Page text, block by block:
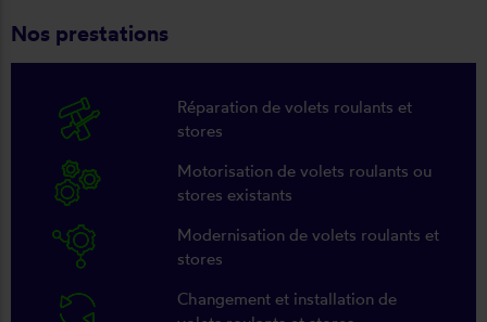
Nos prestations
Réparation de volets roulants et
stores
Motorisation de volets roulants ou
stores existants
Modernisation de volets roulants et
stores
Changement et installation de